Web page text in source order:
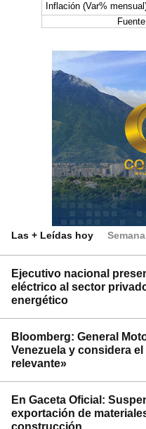
Inflación (Var%
Las + Leídas hoy
Ejecutivo nacional
eléctrico al sector
energético
Bloomberg: General
Venezuela y considera
relevante»
En Gaceta Oficial:
exportación de
construcción